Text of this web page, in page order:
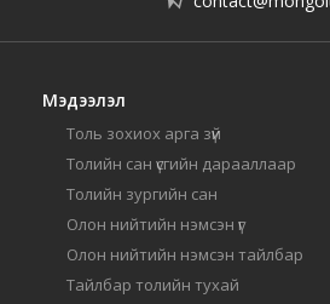
Мэдээлэл
Толь зохиох арга зүй
Толийн сан үсгийн дарааллаар
Толийн зургийн сан
Олон нийтийн нэмсэн үг
Олон нийтийн нэмсэн тайлбар
Тайлбар толийн тухай